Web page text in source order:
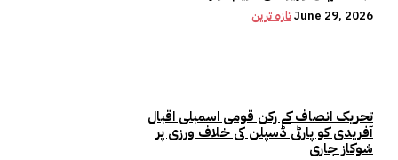
تازہ ترینJune 29, 2026
تحریک انصاف کے رکن قومی اسمبلی اقبال
آفریدی کو پارٹی ڈسپلن کی خلاف ورزی پر
شوکاز جاری